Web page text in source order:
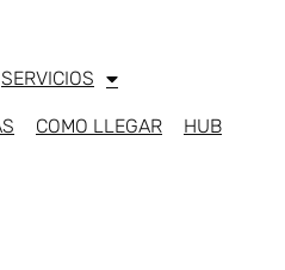
SERVICIOS
COMO LLEGAR HUB